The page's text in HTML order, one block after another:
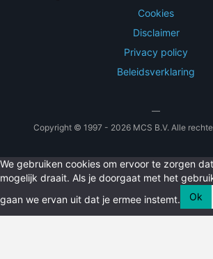
Cookies
Disclaimer
Privacy policy
Beleidsverklaring
—
Copyright © 1997 - 2026 MCS B.V. Alle
We gebruiken cookies om ervoor te zorgen
mogelijk draait. Als je doorgaat met het
gaan we ervan uit dat je ermee instemt.
Ok